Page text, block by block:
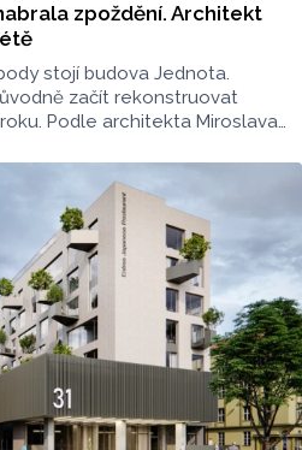
zpoždění. Architekt
stojí budova Jednota.
začít rekonstruovat
Podle architekta Miroslava